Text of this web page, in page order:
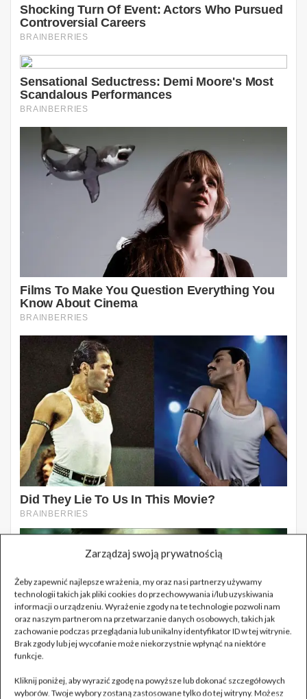
Zarządzaj swoją prywatnością
Żeby zapewnić najlepsze wrażenia, my oraz nasi partnerzy używamy
technologii takich jak pliki cookies do przechowywania i/lub uzyskiwania
informacji o urządzeniu. Wyrażenie zgody na te technologie pozwoli nam
oraz naszym partnerom na przetwarzanie danych osobowych, takich jak
zachowanie podczas przeglądania lub unikalny identyfikator ID w tej witrynie.
Brak zgody lub jej wycofanie może niekorzystnie wpłynąć na niektóre
funkcje.
Kliknij poniżej, aby wyrazić zgodę na powyższe lub dokonać szczegółowych
wyborów. Twoje wybory zostaną zastosowane tylko do tej witryny. Możesz